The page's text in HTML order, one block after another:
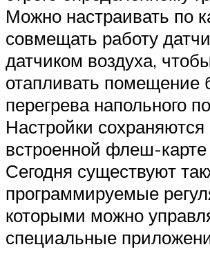
Можно настраивать по
совмещать работу
датчиком воздуха,
отапливать помещение
перегрева напольного
Настройки сохраняются
встроенной флеш-
Сегодня существуют
программируемые
которыми можно
специальные